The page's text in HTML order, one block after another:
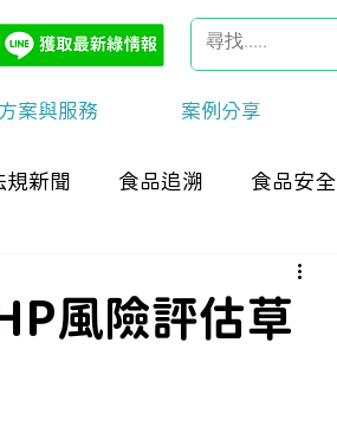
案與服務 案例分享
規新聞 食品追溯 食品安全
風險評估草